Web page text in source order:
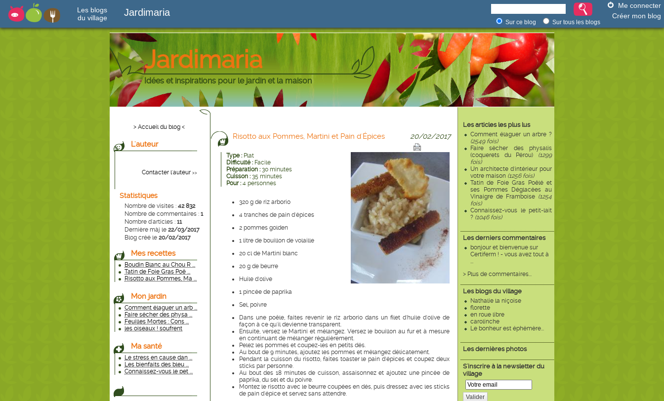
Les blogs
du village
Jardimaria
Me connecter
Créer mon blog
Sur ce blog Sur tous les blogs
Jardimaria
Idées et inspirations pour le jardin et la maison
Les articles les plus lus
Comment élaguer un arbre ?
(2549 fois)
Faire sécher des physalis
(coquerets du Pérou) (1299
fois)
Un architecte d'intérieur pour
votre maison (1256 fois)
Tatin de Foie Gras Poêlé et
ses Pommes Déglacées au
Vinaigre de Framboise (1254
fois)
Connaissez-vous le petit-lait
? (1046 fois)
Les derniers commentaires
bonjour et bienvenue sur
Certiferm ! - vous avez tout à
...
> Plus de commentaires...
Les blogs du village
Nathalie la niçoise
florette
en roue libre
carolinche
Le bonheur est éphémère...
Les dernières photos
S'inscrire à la newsletter du
village
Valider
> Accueil du blog <
L'auteur
Contacter l'auteur >>
Statistiques
Nombre de visites : 42 832
Nombre de commentaires : 1
Nombre d'articles : 11
Dernière màj le 22/03/2017
Blog créé le 20/02/2017
Mes recettes
Boudin Blanc au Chou R ...
Tatin de Foie Gras Poê ...
Risotto aux Pommes, Ma ...
Mon jardin
Comment élaguer un arb ...
Faire sécher des physa ...
Feuilles Mortes : Cons ...
les oiseaux ! soufrent
Ma santé
Le stress en cause dan ...
Les bienfaits des bleu ...
Connaissez-vous le pet ...
Risotto aux Pommes, Martini et Pain d'Épices 20/02/2017
Type : Plat
Difficulté : Facile
Préparation : 30 minutes
Cuisson : 35 minutes
Pour : 4 personnes
320 g de riz arborio
4 tranches de pain d'épices
2 pommes golden
1 litre de bouillon de volaille
20 cl de Martini blanc
20 g de beurre
Huile d'olive
1 pincée de paprika
Sel, poivre
Dans une poêle, faites revenir le riz arborio dans un filet d'huile d'olive de
façon à ce qu'il devienne transparent.
Ensuite, versez le Martini et mélangez. Versez le bouillon au fur et à mesure
en continuant de mélanger régulièrement.
Pelez les pommes et coupez-les en petits dés.
Au bout de 9 minutes, ajoutez les pommes et mélangez délicatement.
Pendant la cuisson du risotto, faites toaster le pain d'épices et coupez deux
sticks par personne.
Au bout des 18 minutes de cuisson, assaisonnez et ajoutez une pincée de
paprika, du sel et du poivre.
Montez le risotto avec le beurre coupées en dés, puis dressez avec les sticks
de pain d'épice et servez sans attendre.